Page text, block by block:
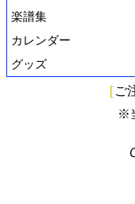
楽譜集
カレンダー
グッズ
[ ご
※